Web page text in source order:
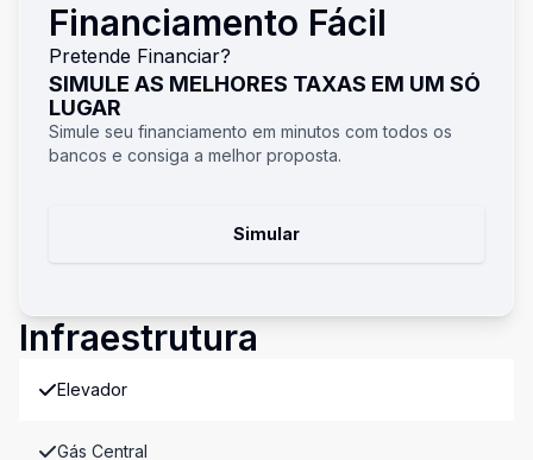
Financiamento Fácil
Pretende Financiar?
SIMULE AS MELHORES TAXAS EM UM SÓ
LUGAR
Simule seu financiamento em minutos com todos os
bancos e consiga a melhor proposta.
Simular
Infraestrutura
Elevador
Gás Central